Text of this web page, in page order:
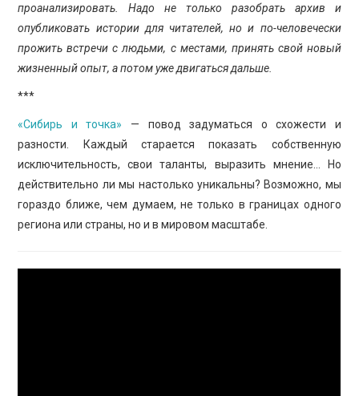
проанализировать. Надо не только разобрать архив и
опубликовать истории для читателей, но и по-человечески
прожить встречи с людьми, с местами, принять свой новый
жизненный опыт, а потом уже двигаться дальше.
***
«Сибирь и точка» — повод задуматься о схожести и
разности. Каждый старается показать собственную
исключительность, свои таланты, выразить мнение… Но
действительно ли мы настолько уникальны? Возможно, мы
гораздо ближе, чем думаем, не только в границах одного
региона или страны, но и в мировом масштабе.